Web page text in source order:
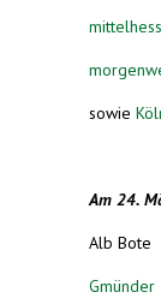
sowie
Am 24.
Alb Bote
Gmünder